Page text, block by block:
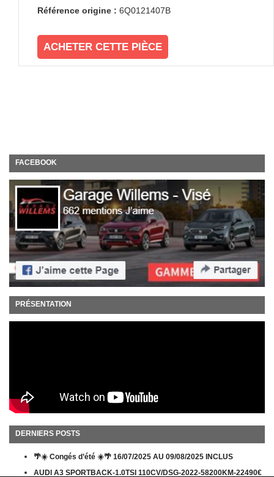
Référence origine : 6Q0121407B
ACHETER CETTE PIÈCE
FACEBOOK
PRÉSENTATION
DERNIERS POSTS
🌴☀️ Congés d’été ☀️🌴 16/07/2025 AU 09/08/2025 INCLUS
AUDI A3 SPORTBACK-1.0TSI 110CV/DSG-2022-58200KM-22490€